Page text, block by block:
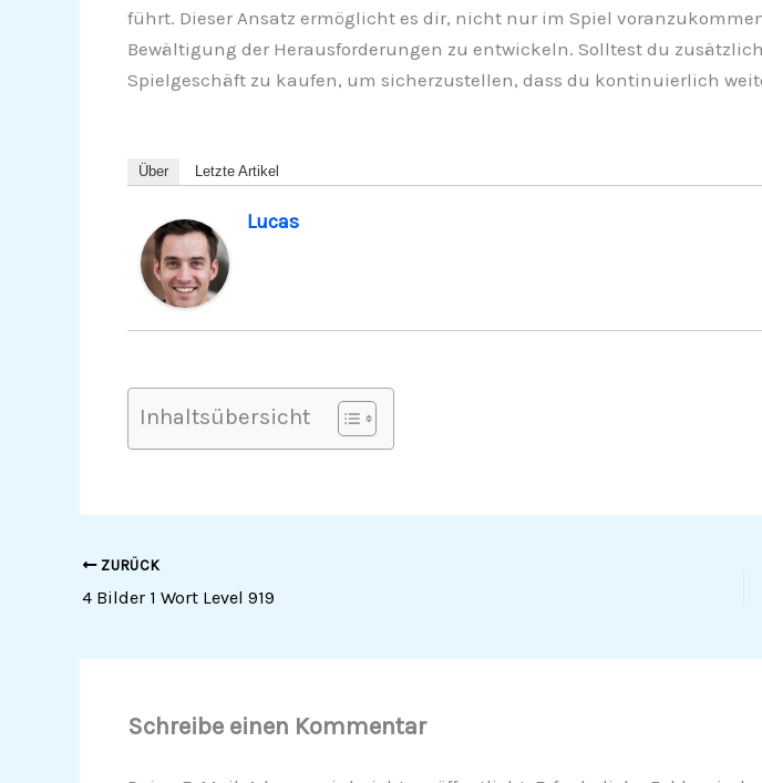
führt. Dieser Ansatz ermöglicht es dir, nicht nur im Spiel
Bewältigung der Herausforderungen zu entwickeln. Solltest du
Spielgeschäft zu kaufen, um sicherzustellen, dass du kontinuierlich
Über Letzte Artikel
Lucas
Inhaltsübersicht
ZURÜCK
4 Bilder 1 Wort Level 919
Schreibe einen Kommentar